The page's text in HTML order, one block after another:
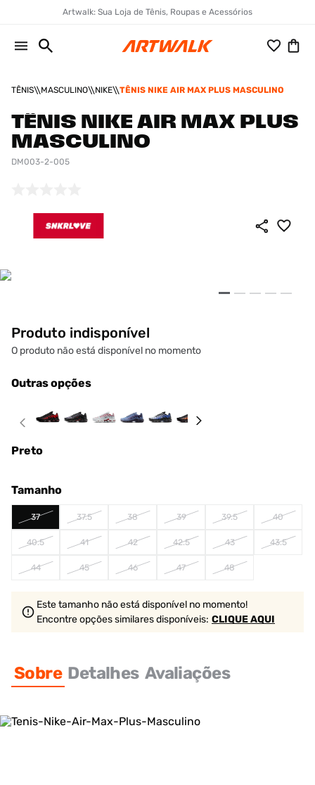
Artwalk: Sua Loja de Tênis, Roupas e Acessórios
TÊNIS MASCULINO NIKE TÊNIS NIKE AIR MAX PLUS MASCULINO
TÊNIS NIKE AIR MAX PLUS
MASCULINO
DM003-2-005
Produto indisponível
O produto não está disponível no momento
Outras opções
Preto
Tamanho
37 37.5 38 39 39.5 40
40.5 41 42 42.5 43 43.5
44 45 46 47 48
Este tamanho não está disponível no momento!
Encontre opções similaresdisponíveis: CLIQUE AQUI
Sobre Detalhes Avaliações